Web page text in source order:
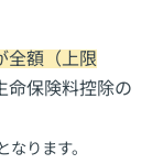
全額（上限
命保険料控除の
ります。